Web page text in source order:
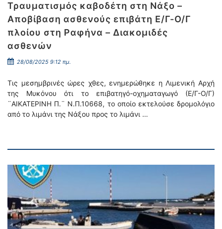
Τραυματισμός καβοδέτη στη Νάξο –
Αποβίβαση ασθενούς επιβάτη Ε/Γ-Ο/Γ
πλοίου στη Ραφήνα – Διακομιδές
ασθενών
28/08/2025 9:12 πμ.
Τις μεσημβρινές ώρες χθες, ενημερώθηκε η Λιμενική Αρχή
της Μυκόνου ότι το επιβατηγό-οχηματαγωγό (Ε/Γ-Ο/Γ)
¨ΑΙΚΑΤΕΡΙΝΗ Π.¨ Ν.Π.10668, το οποίο εκτελούσε δρομολόγιο
από το λιμάνι της Νάξου προς το λιμάνι …